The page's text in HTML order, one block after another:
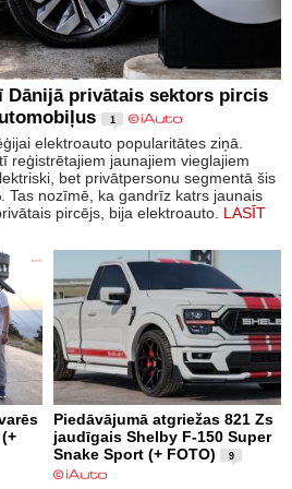
Dānijā privātais sektors pircis
1
elektroauto popularitātes ziņā.
reģistrētajiem jaunajiem vieglajiem
bet privātpersonu segmentā šis
Tas nozīmē, ka gandrīz katrs jaunais
pircējs, bija elektroauto. LASĪT
Piedāvājumā atgriežas 821 Zs
jaudīgais Shelby F-150 Super
Snake Sport (+ FOTO)
9